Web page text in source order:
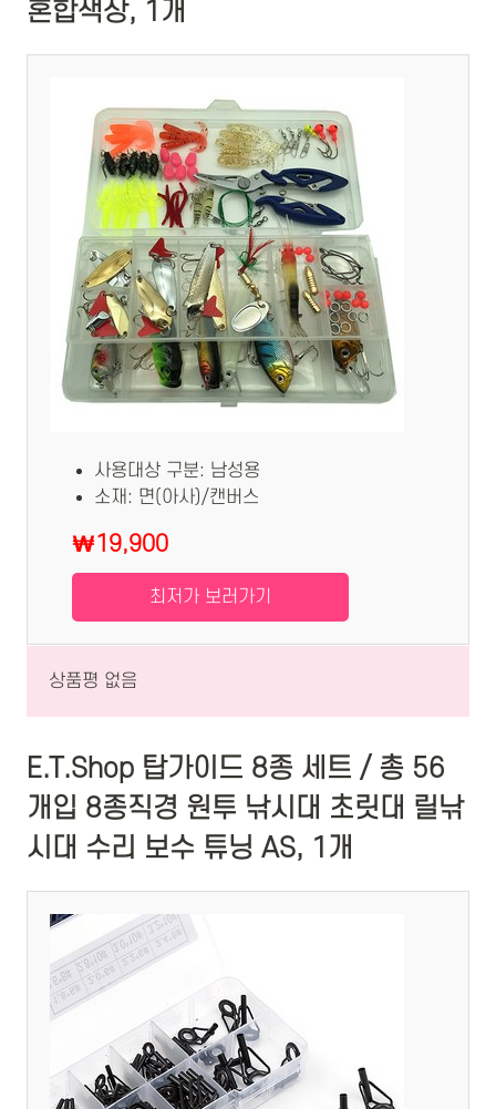
혼합색상, 1개
사용대상 구분: 남성용
소재: 면(아사)/캔버스
₩19,900
최저가 보러가기
상품평 없음
E.T.Shop 탑가이드 8종 세트 / 총 56
개입 8종직경 원투 낚시대 초릿대 릴낚
시대 수리 보수 튜닝 AS, 1개